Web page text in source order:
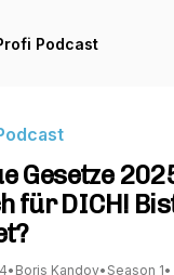
Podcast
Gesetze
für DICH!
• Boris Kandov• Season 1•